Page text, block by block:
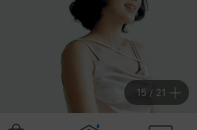
15 / 21